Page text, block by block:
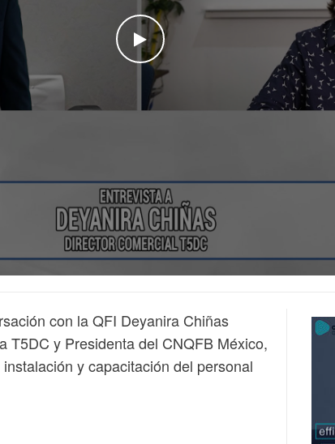
WATCH THE VIDEO
con la QFI Deyanira Chiñas
T5DC y Presidenta del CNQFB México,
y capacitación del personal